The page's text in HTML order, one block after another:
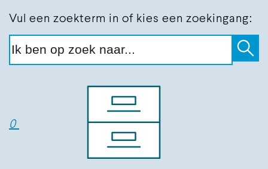
Vul een zoekterm in of kies een zoekingang:
0